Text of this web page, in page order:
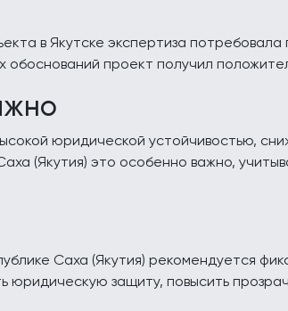
в Якутске экспертиза
проект получил
юридической устойчивостью,
(Якутия) это особенно важно,
Саха (Якутия) рекомендуется
юридическую защиту, повысить